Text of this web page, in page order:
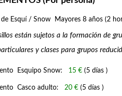
de Esquí / Snow Mayores 8 años (2
están sujetos a la formación de
y clases para grupos
Esquipo Snow: 15 € (5 días )
Casco adulto: 20 € (5 días )